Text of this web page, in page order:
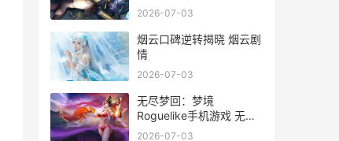
2026-07-03
烟云口碑逆转揭晓 烟云剧
情
2026-07-03
无尽梦回：梦境
Roguelike手机游戏 无尽
梦靥
2026-07-03